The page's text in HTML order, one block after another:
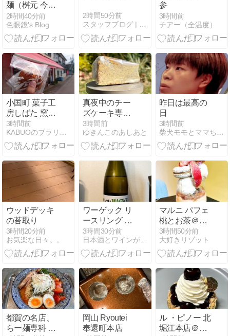
麺（桝元 今治
店）】
2時間40分前
色眼鏡's Blog
2時間50分前
スタッフブログ | CARTIST
参
3時間前
チアー（全温度）
小国町 菓子工
房しばた 窯出
しクッキーシ
ューをご紹
介！🍰
3時間前
KABUOのブラリ放浪記
真夜中のチー
ズケーキ専門
店「nenokoku.
(ネノコク)」
のアールグレ
キ食べたよ！
3時間前
ゆきんこのあしあと
昨日は最高の
日
3時間前
柴犬モモとママちゃんのシニア日々是好日
ウッドデッキ
の苔取り
3時間20分前
お気楽な日々。。
ワーゲック リ
ースリング フ
ンダメント ト
ロッケン
3時間30分前
日本酒とワインが好き
マルニ パフェ
桃とお茶＠マ
ルニ カフェ
3時間50分前
大好きリゾット
都賀の名店、
らー麺専科 海
岡山 Ryoutei
奉還町本店
ル ・ピノー 北
堀江本店＠北